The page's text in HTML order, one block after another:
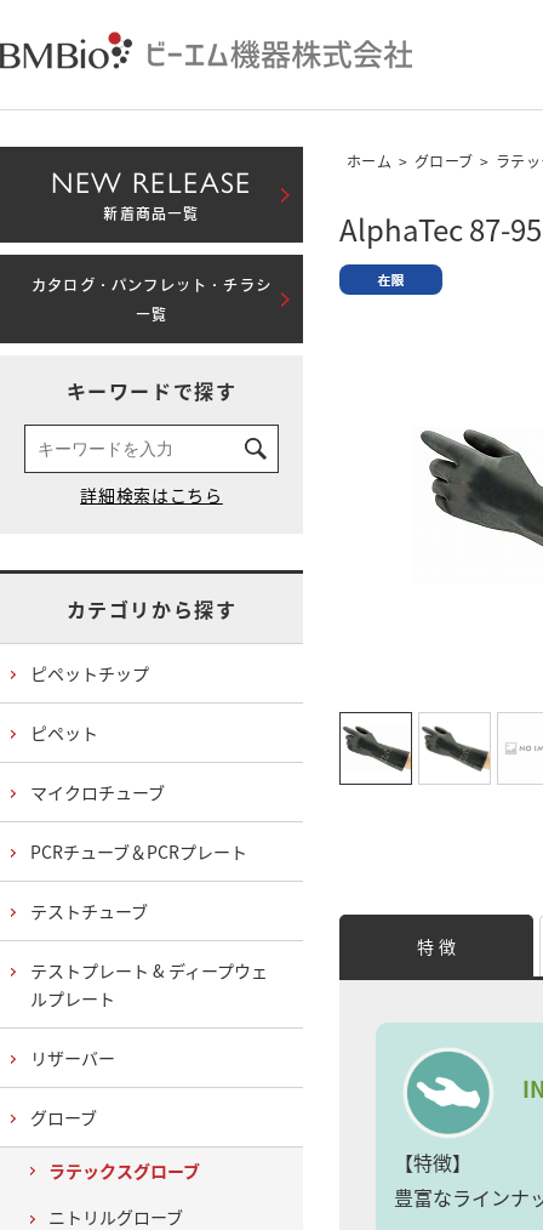
ホーム > グローブ > ラテ
AlphaTec 87-
特 徴
【特徴】
豊富なラインナ
NEW RELEASE
新着商品一覧
カタログ・パンフレット・チラシ
一覧
キーワードで探す
カテゴリから探す
ピペットチップ
ピペット
マイクロチューブ
PCRチューブ＆PCRプレート
テストチューブ
テストプレート & ディープウェ
ルプレート
リザーバー
グローブ
ラテックスグローブ
ニトリルグローブ